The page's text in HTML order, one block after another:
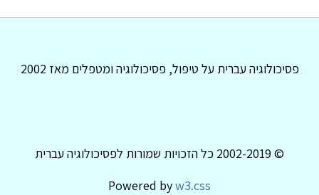
פסיכולוגיה עברית על טיפול, פסיכולוגיה ומטפלים מאז 2002
© 2002-2019 כל הזכויות שמורות לפסיכולוגיה עברית
Powered byw3.css